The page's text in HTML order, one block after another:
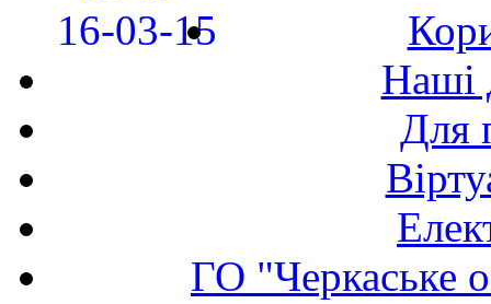
Наші
Для
ГО "Черкаське